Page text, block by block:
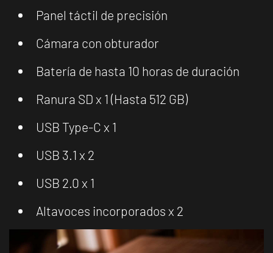
Panel táctil de precisión
Cámara con obturador
Batería de hasta 10 horas de duración
Ranura SD x 1 (Hasta 512 GB)
USB Type-C x 1
USB 3.1 x 2
USB 2.0 x 1
Altavoces incorporados x 2